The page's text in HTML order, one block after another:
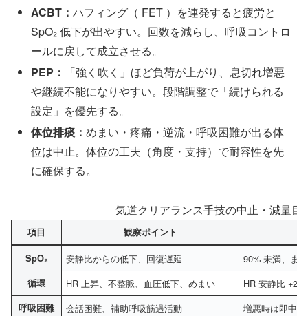
ACBT：ハフィング（ FET ）を連発すると疲労と
SpO₂ 低下が出やすい。回数を減らし、呼吸コントロ
ールに戻して成立させる。
PEP：
「強く吹く」ほど負荷が上がり、息切れ増悪
や継続不能になりやすい。段階調整で「続けられる
設定」を優先する。
体位排痰：めまい・疼痛・逆流・呼吸困難が出る体
位は中止。体位の工夫（角度・支持）で耐容性を先
に確保する。
気道クリアランス手技の中止・減量目
項目 観察ポイント
SpO₂ 安静比からの低下、回復遅延 90% 未満、ま
循環 HR 上昇、不整脈、血圧低下、めまい HR 安静比
呼吸困難 会話困難、補助呼吸筋過活動 増悪時は即中